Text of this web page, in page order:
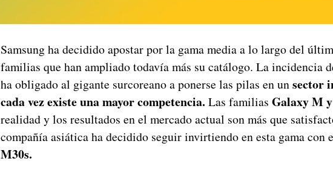
Samsung ha decidido apostar por la gama media a lo largo del
familias que han ampliado todavía más su catálogo. La incidencia
ha obligado al gigante surcoreano a ponerse las pilas en unsector
cada vez existe una mayor competencia. Las familias Galaxy M
realidad y los resultados en el mercado actual son más que
compañía asiática ha decidido seguir invirtiendo en esta gama con
M30s.